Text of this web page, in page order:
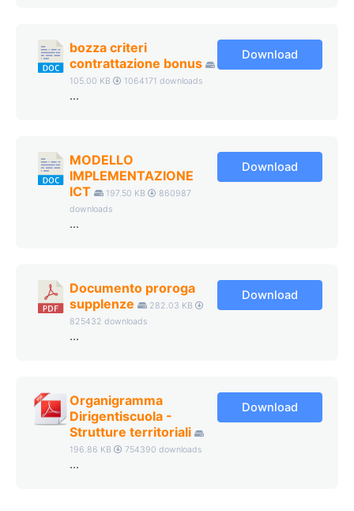
bozza criteri
contrattazione bonus
105.00 KB 1064171 downloads
...
Download
MODELLO
IMPLEMENTAZIONE
ICT
197.50 KB
860987
downloads
...
Download
Documento proroga
supplenze
282.03 KB
825432 downloads
...
Download
Organigramma
Dirigentiscuola -
Strutture territoriali
196.86 KB 754390 downloads
...
Download